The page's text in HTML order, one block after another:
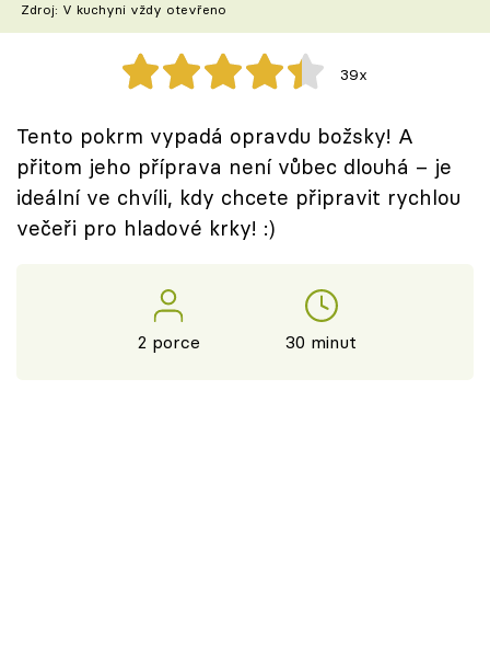
Speciál: Cuketa
Těhotnej kuchař
Sledujte prima+
Přihlášení
Zdroj: V kuchyni vždy otevřeno
39x
Tento pokrm vypadá opravdu božsky! A
přitom jeho příprava není vůbec dlouhá – je
ideální ve chvíli, kdy chcete připravit rychlou
večeři pro hladové krky! :)
2 porce 30 minut